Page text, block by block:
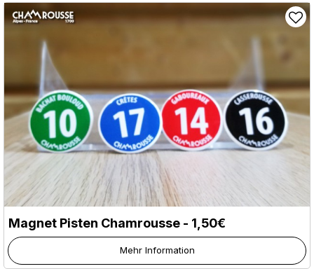
Magnet Pisten Chamrousse - 1,50€
Mehr Information